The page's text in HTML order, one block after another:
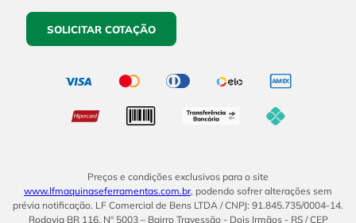
SOLICITAR COTAÇÃO
Preços e condições exclusivos para o site
www.lfmaquinaseferramentas.com.br, podendo sofrer alterações sem
prévia notificação. LF Comercial de Bens LTDA / CNPJ: 91.845.735/0004-14.
Rodovia BR 116, Nº 5003 – Bairro Travessão - Dois Irmãos - RS / CEP